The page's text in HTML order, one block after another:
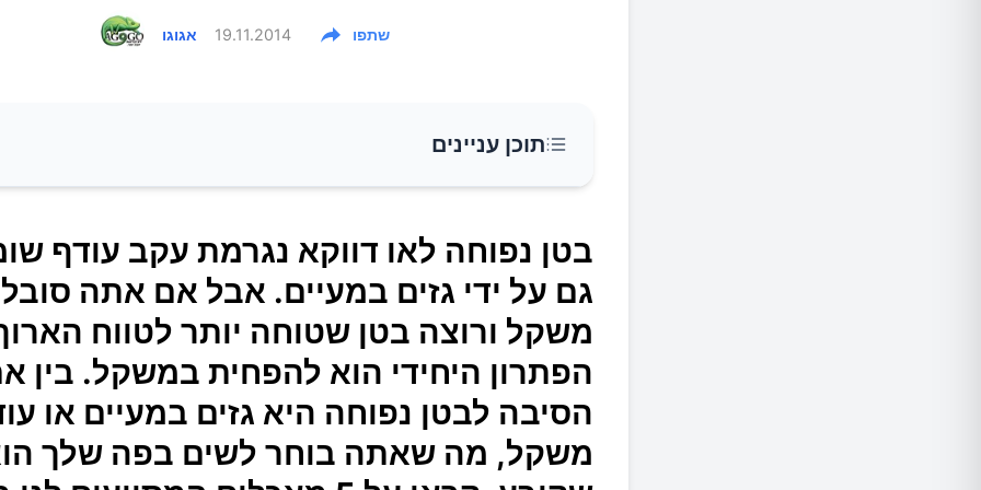
אגוגו 19.11.2014 שתפו
תוכן עניינים
בטן נפוחה לאו דווקא נגרמת עקב עודף שומן, אלא גם על ידי גזים
אבל אם אתה סובל מעודף משקל ורוצה בטן שטוחה יותר לטווח
הפתרון היחידי הוא להפחית במשקל. בין אם הסיבה לבטן נפוחה
גזים במעיים או עודף משקל, מה שאתה בוחר לשים בפה שלך הוא
שקובע. קראו על 5 מאכלים המסייעים לנו בהשגת המטרה של בטן
שטוחה ללא נפיחות.
זרעי שומר
בטן נפוחה לאו דווקא נגרמת עקב עודף
גם על ידי גזים במעיים. אבל אם אתה
משקל ורוצה בטן שטוחה יותר לטווח
הפתרון היחידי הוא להפחית במשקל. בין
הסיבה לבטן נפוחה היא גזים במעיים או
משקל, מה שאתה בוחר לשים בפה שלך